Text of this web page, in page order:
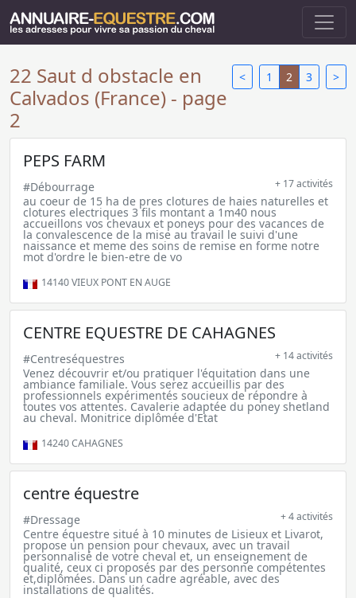
< 1 2 3 >
22 Saut d obstacle en
Calvados (France) - page
2
PEPS FARM
#Débourrage + 17 activités
au coeur de 15 ha de pres clotures de haies naturelles et
clotures electriques 3 fils montant a 1m40 nous
accueillons vos chevaux et poneys pour des vacances de
la convalescence de la mise au travail le suivi d'une
naissance et meme des soins de remise en forme notre
mot d'ordre le bien-etre de vo
14140VIEUX PONT EN AUGE
CENTRE EQUESTRE DE CAHAGNES
#Centreséquestres + 14 activités
Venez découvrir et/ou pratiquer l'équitation dans une
ambiance familiale. Vous serez accueillis par des
professionnels expérimentés soucieux de répondre à
toutes vos attentes. Cavalerie adaptée du poney shetland
au cheval. Monitrice diplômée d'Etat
14240CAHAGNES
centre équestre
#Dressage + 4 activités
Centre équestre situé à 10 minutes de Lisieux et Livarot,
propose un pension pour chevaux, avec un travail
personnalisé de votre cheval et, un enseignement de
qualité, ceux ci proposés par des personne compétentes
et,diplômées. Dans un cadre agréable, avec des
installations de qualités.